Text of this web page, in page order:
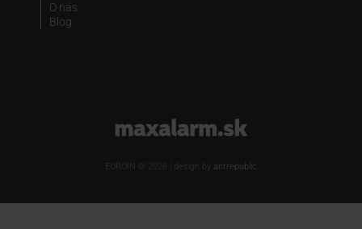
O nás
Blog
www.maxalarm.sk
EUROIN © 2026 | design by antrepublic